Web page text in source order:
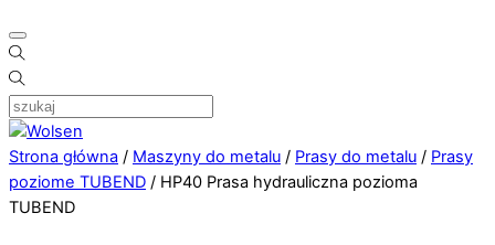
Strona główna / Maszyny do metalu / Prasy do metalu / Prasy
poziome TUBEND / HP40 Prasa hydrauliczna pozioma
TUBEND